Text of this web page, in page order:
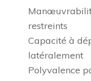
restreints
Capacité à
latéralement
Polyvalence